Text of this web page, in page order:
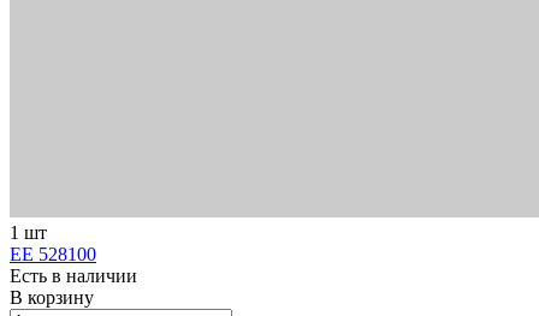
1 шт
ЕЕ 528100
Есть в наличии
В корзину